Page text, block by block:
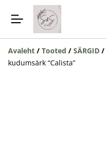
Avaleht / Tooted / SÄRGID /
kudumsärk “Calista”